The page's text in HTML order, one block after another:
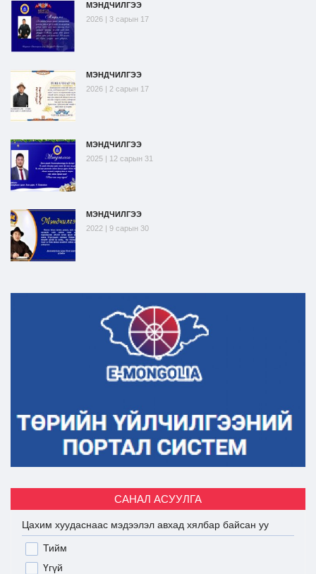
МЭНДЧИЛГЭЭ
2026 | 3 сарын 17
МЭНДЧИЛГЭЭ
2026 | 2 сарын 17
МЭНДЧИЛГЭЭ
2025 | 12 сарын 31
МЭНДЧИЛГЭЭ
2022 | 9 сарын 30
САНАЛ АСУУЛГА
Цахим хуудаснаас мэдээлэл авхад хялбар байсан уу
Тийм
Үгүй